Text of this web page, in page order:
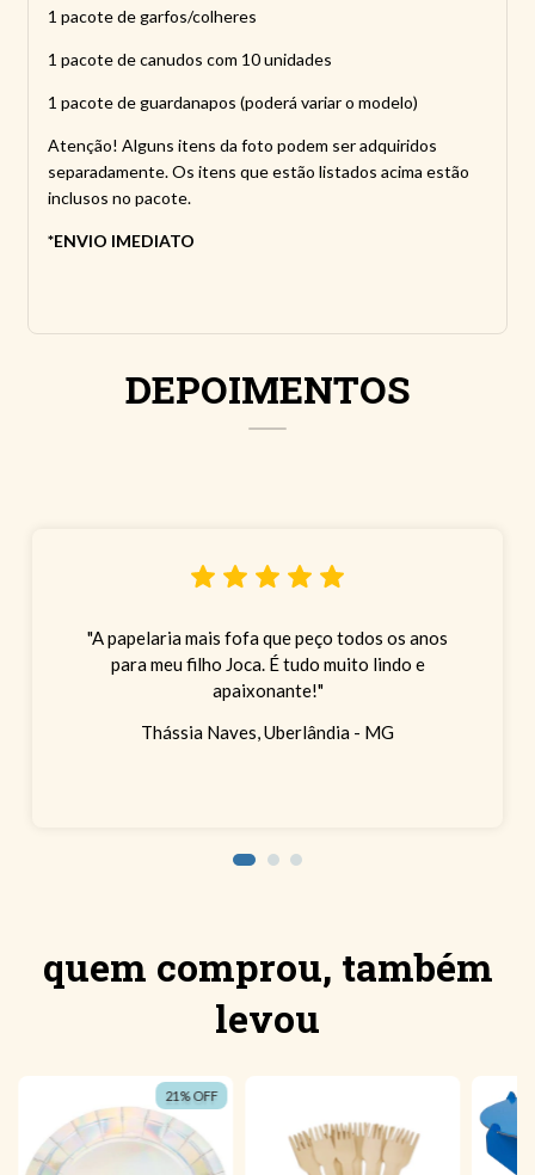
1 pacote de garfos/colheres
1 pacote de canudos com 10 unidades
1 pacote de guardanapos (poderá variar o modelo)
Atenção! Alguns itens da foto podem ser adquiridos
separadamente. Os itens que estão listados acima estão
inclusos no pacote.
*ENVIO IMEDIATO
DEPOIMENTOS
"A papelaria mais fofa que peço todos os anos
para meu filho Joca. É tudo muito lindo e
apaixonante!"
Thássia Naves, Uberlândia - MG
quem comprou, também
levou
21%OFF